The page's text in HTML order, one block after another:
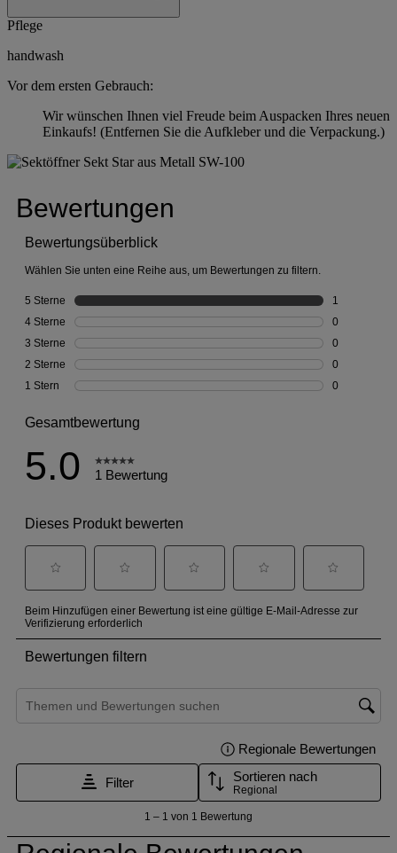
Pflege
handwash
Vor dem ersten Gebrauch:
Wir wünschen Ihnen viel Freude beim Auspacken Ihres neuen
Einkaufs! (Entfernen Sie die Aufkleber und die Verpackung.)